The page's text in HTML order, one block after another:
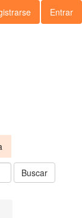
Entrar
Buscar